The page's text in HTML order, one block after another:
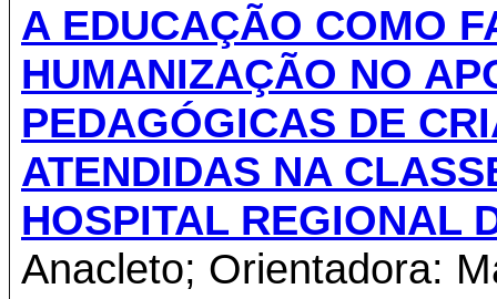
A EDUCAÇÃO COMO
HUMANIZAÇÃO NO
PEDAGÓGICAS DE
ATENDIDAS NA
HOSPITAL REGIONAL
Anacleto; Orientadora: